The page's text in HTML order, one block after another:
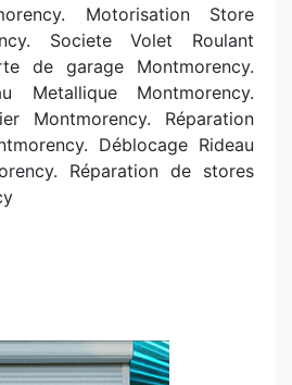
Motorisation Store
Societe Volet Roulant
de garage Montmorency.
Metallique Montmorency.
Montmorency. Réparation
Déblocage Rideau
Réparation de stores